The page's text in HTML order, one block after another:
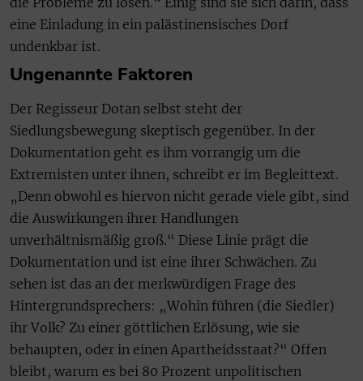
eine Einladung in ein palästinensisches Dorf
undenkbar ist.
Ungenannte Faktoren
Der Regisseur Dotan selbst steht der
Siedlungsbewegung skeptisch gegenüber. In der
Dokumentation geht es ihm vorrangig um die
Extremisten unter ihnen, schreibt er im Begleittext.
„Denn obwohl es hiervon nicht gerade viele gibt, sind
die Auswirkungen ihrer Handlungen
unverhältnismäßig groß.“ Diese Linie prägt die
Dokumentation und ist eine ihrer Schwächen. Zu
sehen ist das an der merkwürdigen Frage des
Hintergrundsprechers: „Wohin führen (die Siedler)
ihr Volk? Zu einer göttlichen Erlösung, wie sie
behaupten, oder in einen Apartheidsstaat?“ Offen
bleibt, warum es bei 80 Prozent unpolitischen